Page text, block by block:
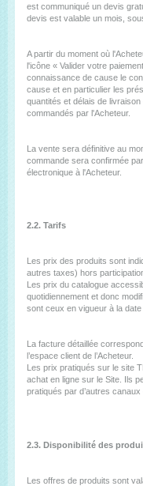
est communiqué un devis
devis est valable un mois,
A partir du moment où
l'icône « Valider votre
connaissance de cause le
cause et en particulier les
quantités et délais de
commandés par l'Acheteur.
La vente sera définitive au
commande sera confirmée
électronique à l'Acheteur.
2.2. Tarifs
Les prix des produits sont
autres taxes) hors
Les prix du catalogue
quotidiennement et donc
sont ceux en vigueur à la date
La facture détaillée
l’espace client de l’Acheteur.
Les prix pratiqués sur le site
achat en ligne sur le Site. Ils
pratiqués par d’autres canaux
2.3. Disponibilité des
Les offres de produits sont